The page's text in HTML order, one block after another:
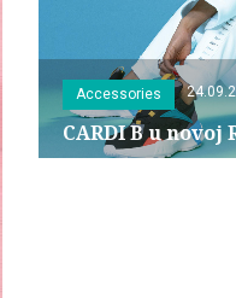
Accessories
CARDI B u novoj